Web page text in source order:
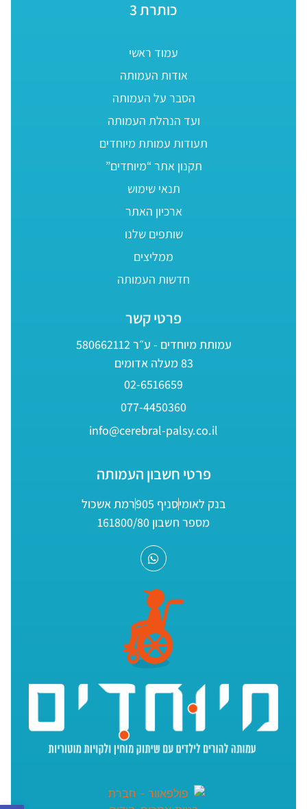
כותרת 3
עמוד ראשי
אודות העמותה
הסבר על העמותה
ועד הנהלת העמותה
תעודות עמותת מיוחדים
תקנון אתר “מיוחדים”
תנאי שימוש
ארכיון האתר
שותפים שלנו
ממליצים
חדשות העמותה
פרטי קשר
עמותת מיוחדים - ע״ר 580662112
83 מעלה אדומים
02-6516659
077-4450360
info@cerebral-palsy.co.il
פרטי חשבון העמותה
בנק לאומיסניף 905
רמת אשכול
מספר חשבון 161800/80